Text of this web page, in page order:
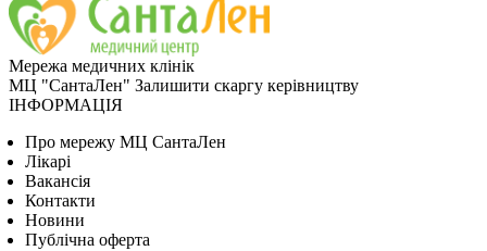
Мережа медичних клінік
МЦ "СантаЛен" Залишити скаргу керівництву
ІНФОРМАЦІЯ
Про мережу МЦ СантаЛен
Лікарі
Вакансія
Контакти
Новини
Публічна оферта